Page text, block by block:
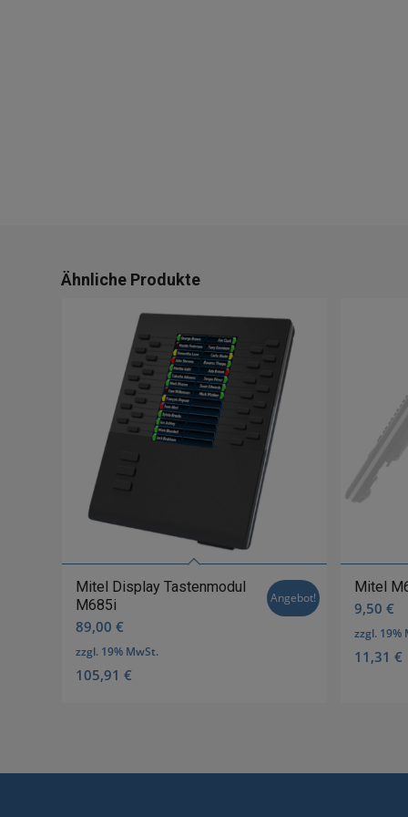
Ähnliche Produkte
Mitel Display Tastenmodul
M685i
89,00 €
zzgl. 19% MwSt.
105,91 €
Angebot!
Mitel
9,50 €
zzgl. 19%
11,31 €